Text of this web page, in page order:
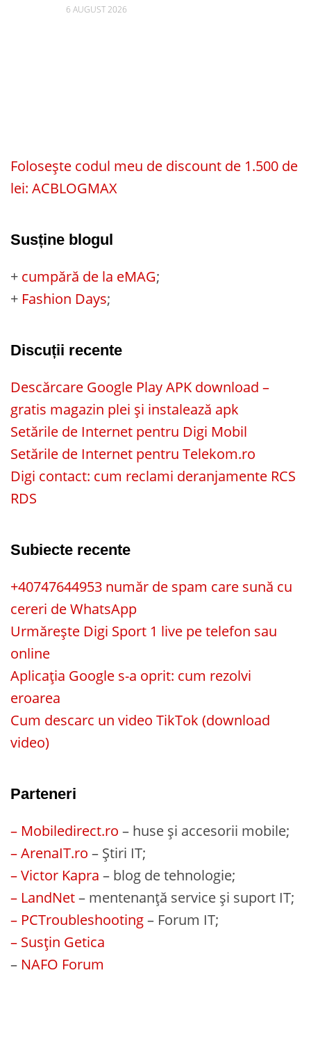
6 AUGUST 2026
Folosește codul meu de discount de 1.500 de
lei: ACBLOGMAX
Susține blogul
+ cumpără de la eMAG;
+ Fashion Days;
Discuții recente
Descărcare Google Play APK download –
gratis magazin plei și instalează apk
Setările de Internet pentru Digi Mobil
Setările de Internet pentru Telekom.ro
Digi contact: cum reclami deranjamente RCS
RDS
Subiecte recente
+40747644953 număr de spam care sună cu
cereri de WhatsApp
Urmărește Digi Sport 1 live pe telefon sau
online
Aplicația Google s-a oprit: cum rezolvi
eroarea
Cum descarc un video TikTok (download
video)
Parteneri
– Mobiledirect.ro – huse și accesorii mobile;
– ArenaIT.ro – Știri IT;
– Victor Kapra – blog de tehnologie;
– LandNet– mentenanță service și suport IT;
– PCTroubleshooting– Forum IT;
– Susțin Getica
– NAFO Forum